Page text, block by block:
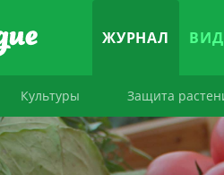
ЖУРНАЛ
Культуры Защита